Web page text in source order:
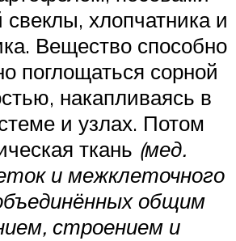
свеклы, хлопчатника и
Вещество способно
поглощаться сорной
накапливаясь в
и узлах. Потом
ткань (мед.
и межклеточного
общим
строением и